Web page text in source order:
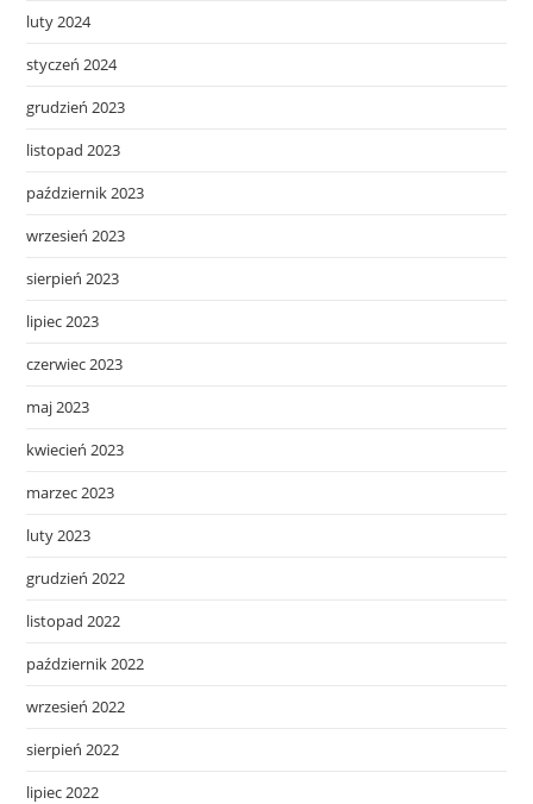
luty 2024
styczeń 2024
grudzień 2023
listopad 2023
październik 2023
wrzesień 2023
sierpień 2023
lipiec 2023
czerwiec 2023
maj 2023
kwiecień 2023
marzec 2023
luty 2023
grudzień 2022
listopad 2022
październik 2022
wrzesień 2022
sierpień 2022
lipiec 2022